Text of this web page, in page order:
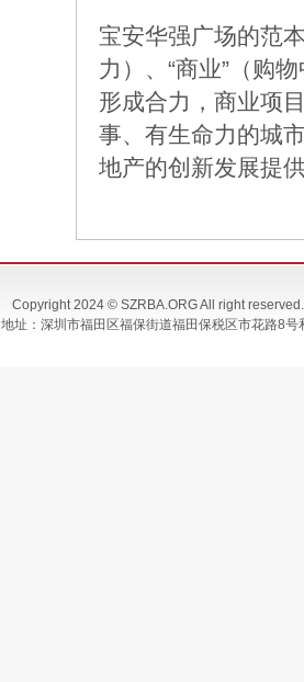
宝安华强广场的范
力）、“商业”（购
形成合力，商业项
事、有生命力的城
地产的创新发展提
Copyright 2024 © SZRBA.ORG All right
地址：深圳市福田区福保街道福田保税区市花路8